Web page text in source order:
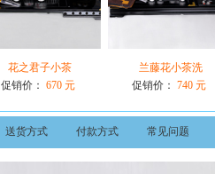
花之君子小茶
促销价： 670 元
兰藤花小茶洗
促销价： 740 元
送货方式 付款方式 常见问题